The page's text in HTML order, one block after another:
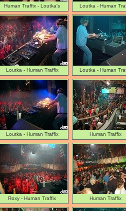
Human Traffix - Loutka's
smile
Loutka - Human
Loutka - Human Traffix Loutka - Human
Loutka - Human Traffix Human Traffix
Roxy - Human Traffix Human Traffix